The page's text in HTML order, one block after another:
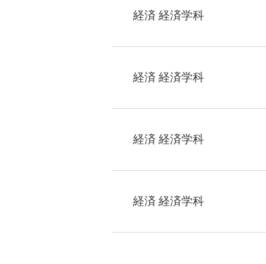
経済 経済学科
経済 経済学科
経済 経済学科
経済 経済学科